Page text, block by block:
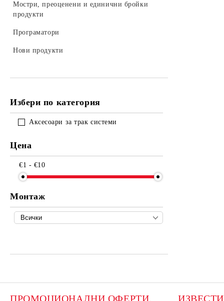
Консумативи
LED фигури за стълб
Стрингове, мрежи и висулки за
Мостри, преоценени и единични бройки
продукти
Програматори
Нови продукти
Избери по категория
Аксесоари за трак системи
Цена
€1 - €10
Монтаж
ПРОМОЦИОНАЛНИ ОФЕРТИ,